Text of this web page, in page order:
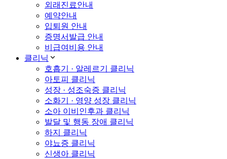
외래진료안내
예약안내
입퇴원 안내
증명서발급 안내
비급여비용 안내
클리닉
호흡기 · 알레르기 클리닉
아토피 클리닉
성장 · 성조숙증 클리닉
소화기 · 영양 성장 클리닉
소아 이비인후과 클리닉
발달 및 행동 장애 클리닉
하지 클리닉
야뇨증 클리닉
신생아 클리닉